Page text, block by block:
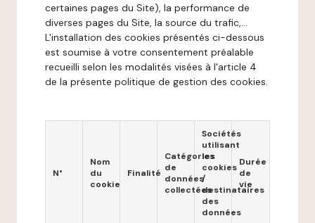
certaines pages du Site), la performance de
diverses pages du Site, la source du trafic,...
L'installation des cookies présentés ci-dessous
est soumise à votre consentement préalable
recueilli selon les modalités visées à l'article 4
de la présente politique de gestion des cookies.
N°
Nom
du
cookie
Finalité
Catégories
de
données
collectées
Sociétés
utilisant
les
cookies
/
destinataires
des
données
Durée
de
vie